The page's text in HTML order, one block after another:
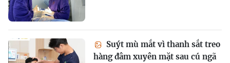
Suýt mù mắt vì thanh sắt treo
hàng đâm xuyên mặt sau cú ngã